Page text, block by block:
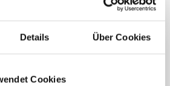
Details Über Cookies
Cookies
🌟